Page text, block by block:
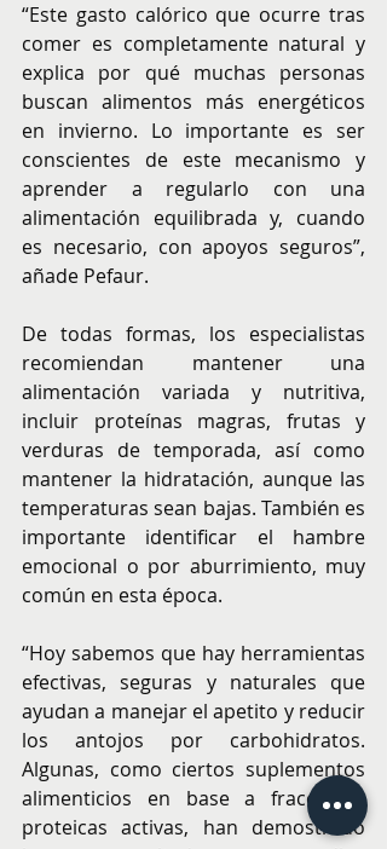
“Este gasto calórico que ocurre tras
comer es completamente natural y
explica por qué muchas personas
buscan alimentos más energéticos
en invierno. Lo importante es ser
conscientes de este mecanismo y
aprender a regularlo con una
alimentación equilibrada y, cuando
es necesario, con apoyos seguros”,
añade Pefaur.
De todas formas, los especialistas
recomiendan mantener una
alimentación variada y nutritiva,
incluir proteínas magras, frutas y
verduras de temporada, así como
mantener la hidratación, aunque las
temperaturas sean bajas. También es
importante identificar el hambre
emocional o por aburrimiento, muy
común en esta época.
“Hoy sabemos que hay herramientas
efectivas, seguras y naturales que
ayudan a manejar el apetito y reducir
los antojos por carbohidratos.
Algunas, como ciertos suplementos
alimenticios en base a fracciones
proteicas activas, han demostrado